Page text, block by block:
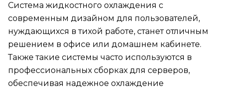
Система жидкостного охлаждения с
современным дизайном для пользователей,
нуждающихся в тихой работе, станет отличным
решением в офисе или домашнем кабинете.
Также такие системы часто используются в
профессиональных сборках для серверов,
обеспечивая надежное охлаждение